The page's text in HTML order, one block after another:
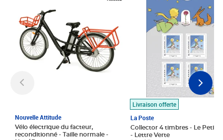
Nouvelle Attitude
Vélo électrique du facteur,
reconditionné - Taille normale -
Livraison offerte
La Poste
Collector 4 timbres - Le Petit
- Lettre Verte